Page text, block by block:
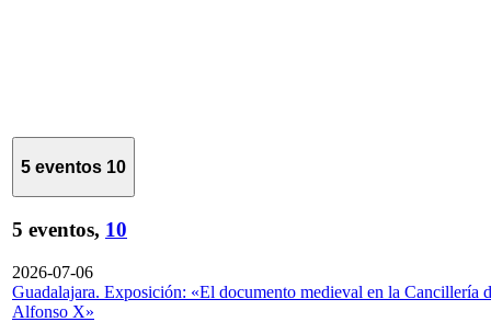
5 eventos 10
5 eventos, 10
2026-07-06
Guadalajara. Exposición: «El documento medieval en la Cancillería
Alfonso X»